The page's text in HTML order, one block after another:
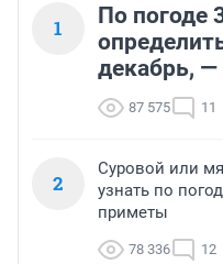
1
По погоде
декабрь,
87 575 11
2
Суровой или
узнать по
приметы
78 336 12